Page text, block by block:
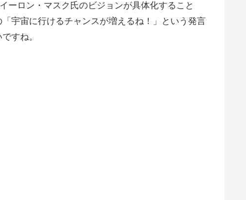
ーロン・マスク氏のビジョンが具体化すること
宇宙に行けるチャンスが増えるね！」という発言
すね。